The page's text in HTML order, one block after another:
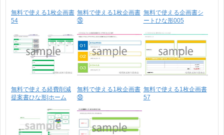
無料で使える1枚企画書
54
無料で使える1枚企画書
㉖
無料で使える企画書シ
ートひな形005
無料で使える経費削減
提案書ひな形|ホーム
無料で使える1枚企画書
㊿
無料で使える1枚企画書
57